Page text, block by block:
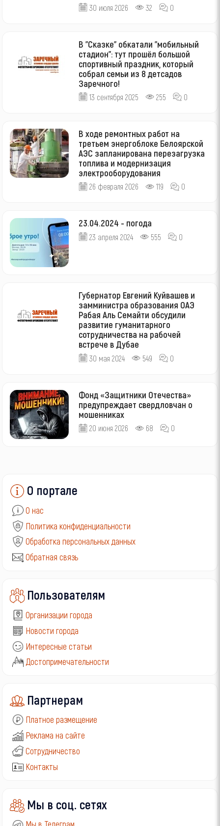
30 июля 2026 32 0
В "Сказке" обкатали "мобильный
стадион": тут прошёл большой
спортивный праздник, который
собрал семьи из 8 детсадов
Заречного!
13 сентября 2025 255 0
В ходе ремонтных работ на
третьем энергоблоке Белоярской
АЭС запланирована перезагрузка
топлива и модернизация
электрооборудования
26 февраля 2026 119 0
23.04.2024 - погода
23 апреля 2024 555 0
Губернатор Евгений Куйвашев и
замминистра образования ОАЭ
Рабая Аль Семайти обсудили
развитие гуманитарного
сотрудничества на рабочей
встрече в Дубае
30 мая 2024 549 0
Фонд «Защитники Отечества»
предупреждает свердловчан о
мошенниках
20 июня 2026 68 0
О портале
О нас
Политика конфиденциальности
Обработка персональных данных
Обратная связь
Пользователям
Организации города
Новости города
Интересные статьи
Достопримечательности
Партнерам
Платное размещение
Реклама на сайте
Сотрудничество
Контакты
Мы в соц. сетях